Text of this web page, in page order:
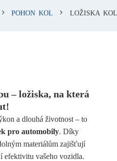
POHON KOL
LOŽISKA KOL
– ložiska, na která
a dlouhá životnost – to
pro automobily. Díky
materiálům zajišťují
efektivitu vašeho vozidla.